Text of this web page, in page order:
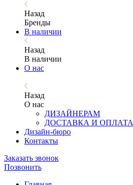
Назад
Бренды
В наличии
Назад
В наличии
О нас
Назад
О нас
ДИЗАЙНЕРАМ
ДОСТАВКА И ОПЛАТА
Дизайн-бюро
Контакты
Заказать звонок
Позвонить